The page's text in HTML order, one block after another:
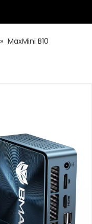
» MaxMini B10